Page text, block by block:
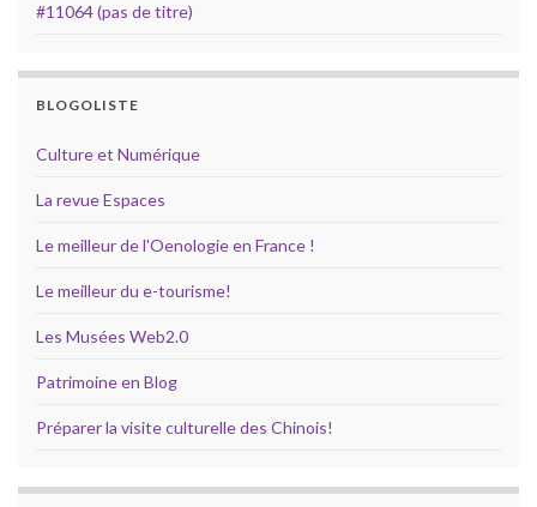
#11064 (pas de titre)
BLOGOLISTE
Culture et Numérique
La revue Espaces
Le meilleur de l'Oenologie en France !
Le meilleur du e-tourisme!
Les Musées Web2.0
Patrimoine en Blog
Préparer la visite culturelle des Chinois!